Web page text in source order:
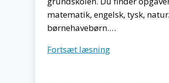
matematik, engelsk, tysk,
børnehavebørn.…
Fortsæt læsningLeg